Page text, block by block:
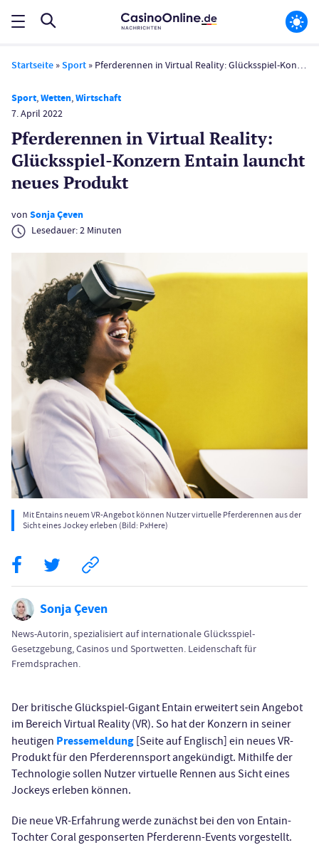
Startseite »Sport » Pferderennen in Virtual Reality: Glücksspiel-Konzern Entain launcht neues Produkt
Sport,Wetten,Wirtschaft
7. April 2022
Pferderennen in Virtual Reality:
Glücksspiel-Konzern Entain launcht
neues Produkt
von Sonja Çeven
Lesedauer:2 Minuten
Mit Entains neuem VR-Angebot können Nutzer virtuelle Pferderennen aus der
Sicht eines Jockey erleben (Bild: PxHere)
Sonja Çeven
News-Autorin, spezialisiert auf internationale Glücksspiel-
Gesetzgebung, Casinos und Sportwetten. Leidenschaft für
Fremdsprachen.
Der britische Glückspiel-Gigant Entain erweitert sein Angebot
im Bereich Virtual Reality (VR). So hat der Konzern in seiner
heutigen Pressemeldung [Seite auf Englisch] ein neues VR-
Produkt für den Pferderennsport angekündigt. Mithilfe der
Technologie sollen Nutzer virtuelle Rennen aus Sicht eines
Jockeys erleben können.
Die neue VR-Erfahrung werde zunächst bei den von Entain-
Tochter Coral gesponserten Pferderenn-Events vorgestellt.